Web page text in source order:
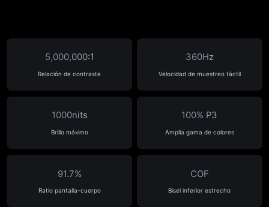
5,000,000:1
Relación de contraste
360Hz
Velocidad de muestreo táctil
1000nits
Brillo máximo
100% P3
Amplia gama de colores
91.7%
Ratio pantalla-cuerpo
COF
Bisel inferior estrecho